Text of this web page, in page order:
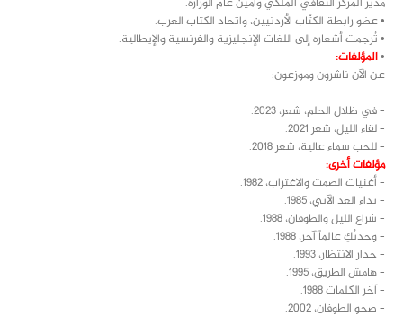
• عضو رابطة الكتّاب الأردنيين، واتحاد الكتاب العرب.
• تُرجمت أشعاره إلى اللغات الإنجليزية والفرنسية والإيطالية.
•المؤلفات:
عن الآن ناشرون وموزعون:
– في ظلال الحلم، شعر، 2023.
– لقاء الليل، شعر 2021.
– للحب سماء عالية، شعر 2018.
مؤلفات أخرى:
– أغنيات الصمت والاغتراب، 1982.
– نداء الغد الآتي، 1985.
– شراع الليل والطوفان، 1988.
– وجدتُكِ عالماً آخر، 1988.
– جدار الانتظار، 1993.
– هامش الطريق، 1995.
– آخر الكلمات 1988.
– صحو الطوفان، 2002.